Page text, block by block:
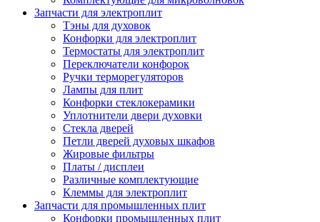
Запчасти для электроплит
Тэны для духовок
Конфорки для электроплит
Термостаты для электроплит
Переключатели конфорок
Ручки терморегуляторов
Лампы для плит
Конфорки стеклокерамики
Уплотнители двери духовки
Стекла дверей
Петли дверей духовых шкафов
Жировые фильтры
Платы / дисплеи
Различные комплектующие
Клеммы для электроплит
Запчасти для промышленных плит
Конфорки промышленных плит